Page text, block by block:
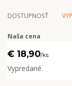
DOSTUPNOSŤ
Naša cena
€ 18,90/ks
Vypredané.